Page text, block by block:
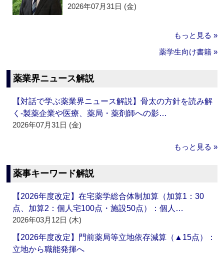
2026年07月31日 (金)
もっと見る »
薬学生向け書籍 »
薬業界ニュース解説
【対話で学ぶ薬業界ニュース解説】骨太の方針を読み解
く‐製薬企業や医療、薬局・薬剤師への影…
2026年07月31日 (金)
もっと見る »
薬事キーワード解説
【2026年度改定】在宅薬学総合体制加算（加算1：30
点、加算2：個人宅100点・施設50点）：個人…
2026年03月12日 (木)
【2026年度改定】門前薬局等立地依存減算（▲15点）：
立地から職能発揮へ